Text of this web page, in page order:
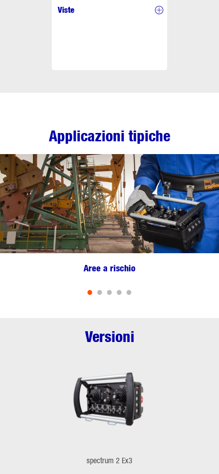
Viste
Applicazioni tipiche
Aree a rischio
• • • • •
Versioni
spectrum 2 Ex3